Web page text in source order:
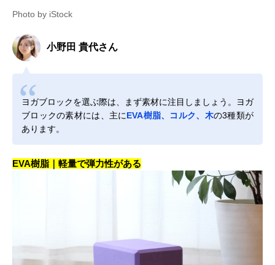
Photo by iStock
小野田 貴代さん
ヨガブロックを選ぶ際は、まず素材に注目しましょう。ヨガ
ブロックの素材には、主にEVA樹脂、コルク、木の3種類が
あります。
EVA樹脂｜軽量で弾力性がある